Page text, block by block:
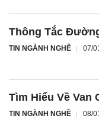
Thông Tắc
TIN NGÀNH NGHỀ 07/
Tìm Hiểu Về Van
TIN NGÀNH NGHỀ 08/